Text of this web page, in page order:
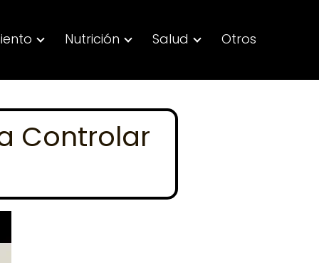
Nutrición Salud Otros
Controlar